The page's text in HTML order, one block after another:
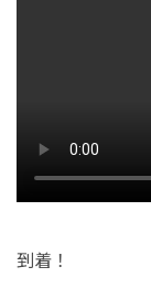
到着！